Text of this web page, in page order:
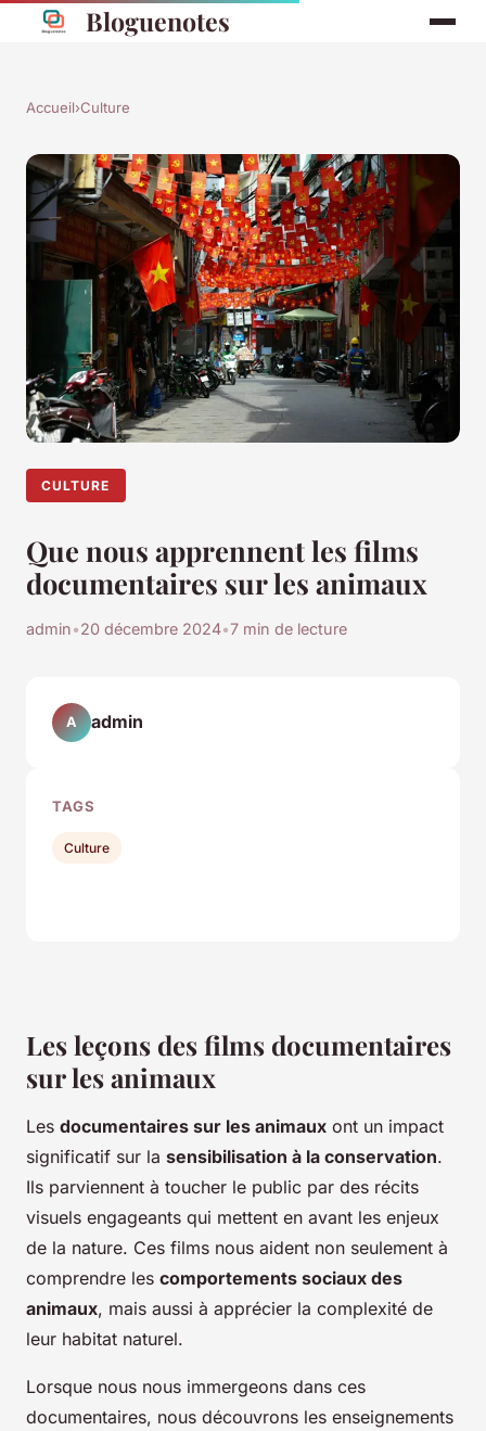
Bloguenotes
Accueil›Culture
CULTURE
Que nous apprennent les films
documentaires sur les animaux
admin•20 décembre 2024•7 min de lecture
Les leçons des films documentaires
sur les animaux
Les documentaires sur les animaux ont un impact
significatif sur la sensibilisation à la conservation.
Ils parviennent à toucher le public par des récits
visuels engageants qui mettent en avant les enjeux
de la nature. Ces films nous aident non seulement à
comprendre les comportements sociaux des
animaux, mais aussi à apprécier la complexité de
leur habitat naturel.
Lorsque nous nous immergeons dans ces
documentaires, nous découvrons les enseignements
A admin
TAGS
Culture